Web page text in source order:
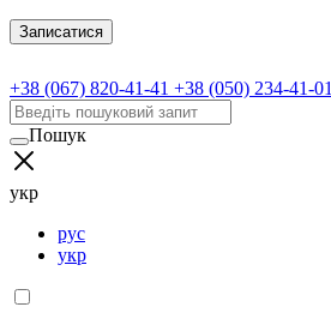
Записатися
+38 (067) 820-41-41 +38 (050) 234-41-01
Пошук
укр
рус
укр